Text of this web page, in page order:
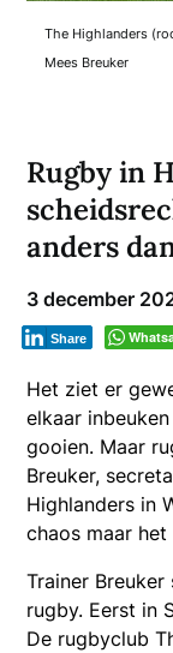
The Highlanders
Mees Breuker
Rugby in
anders
3 december
Share
Het ziet er
elkaar
gooien. Maar
Breuker,
Highlanders in
chaos maar
Trainer
rugby. Eerst in
De rugbyclub